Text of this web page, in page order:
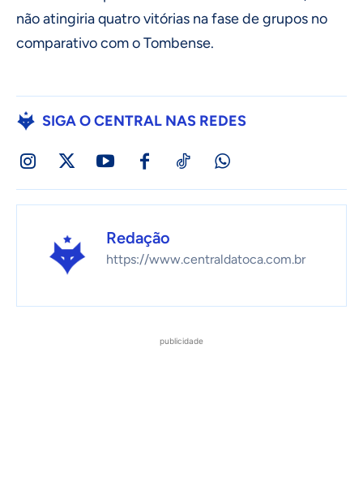
não atingiria quatro vitórias na fase de grupos no
comparativo com o Tombense.
SIGA O CENTRAL NAS REDES
Redação
https://www.centraldatoca.com.br
publicidade